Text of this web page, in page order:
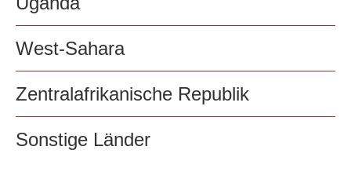
West-Sahara
Zentralafrikanische Republik
Sonstige Länder